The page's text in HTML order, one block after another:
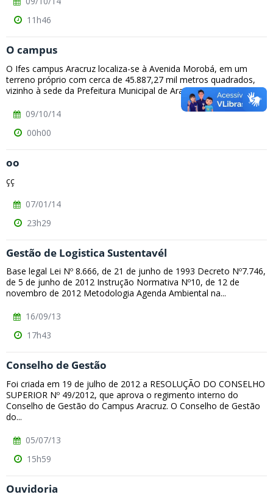
11h46
O campus
O Ifes campus Aracruz localiza-se à Avenida Morobá, em um
terreno próprio com cerca de 45.887,27 mil metros quadrados,
vizinho à sede da Prefeitura Municipal de Aracruz, no Bairro...
09/10/14
00h00
oo
çç
07/01/14
23h29
Gestão de Logistica Sustentavél
Base legal Lei Nº 8.666, de 21 de junho de 1993 Decreto Nº7.746,
de 5 de junho de 2012 Instrução Normativa Nº10, de 12 de
novembro de 2012 Metodologia Agenda Ambiental na...
16/09/13
17h43
Conselho de Gestão
Foi criada em 19 de julho de 2012 a RESOLUÇÃO DO CONSELHO
SUPERIOR Nº 49/2012, que aprova o regimento interno do
Conselho de Gestão do Campus Aracruz. O Conselho de Gestão
do...
05/07/13
15h59
Ouvidoria